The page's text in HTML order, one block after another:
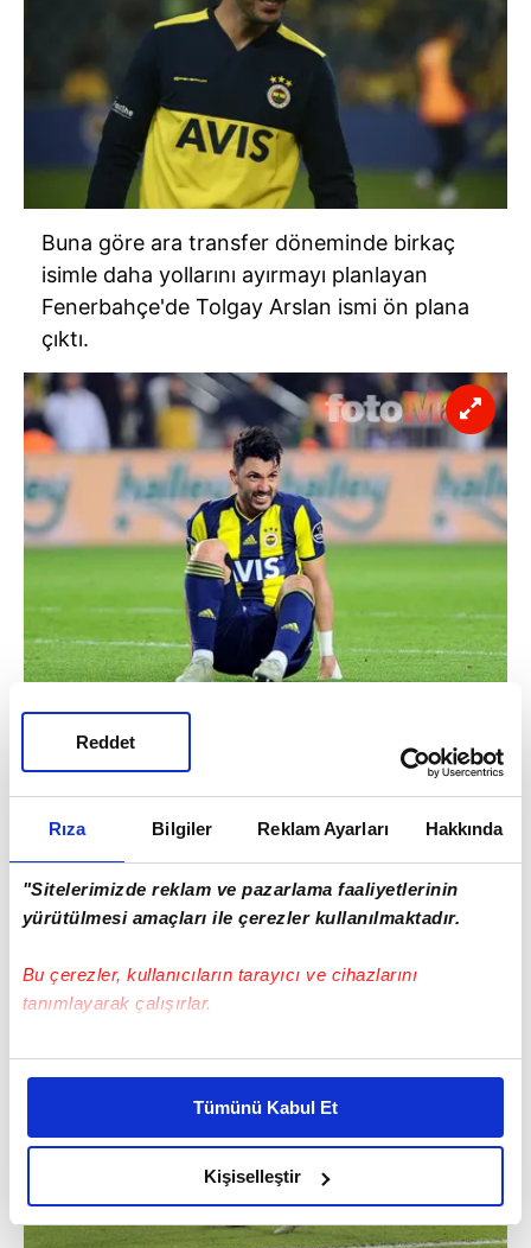
Rıza Bilgiler Reklam Ayarları Hakkında
"Sitelerimizde reklam ve pazarlama faaliyetlerinin
yürütülmesi amaçları ile çerezler kullanılmaktadır.
Bu çerezler, kullanıcıların tarayıcı ve cihazlarını
tanımlayarak çalışırlar.
Bu çerezlere izin vermeniz halinde sizlere özel
daha iyi reklam deneyimi yaşatabiliriz. Bunu yaparken
amacımızın size daha iyi bir reklam deneyimi sunmak
olduğunu ve sizlere en iyi içerikleri sunabilmek adına
elimizden gelen çabayı gösterdiğimizi ve bu noktada,
reklamların maliyetlerimizi karşılamak noktasında tek gelir
Tümünü Kabul Et
Kişiselleştir
Reddet
Buna göre ara transfer döneminde birkaç
isimle daha yollarını ayırmayı planlayan
Fenerbahçe'de Tolgay Arslan ismi ön plana
çıktı.
Fenerbahçe'yegeçen sezon Beşiktaş'tan
konuşulan isimlerden biri olan Tolgay Arslan,
kaldı.